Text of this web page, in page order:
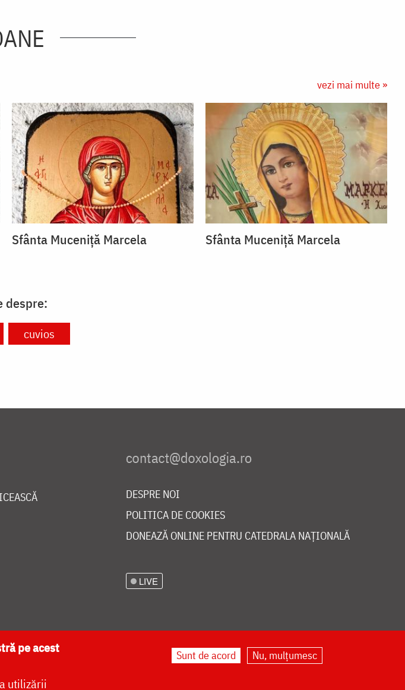
vezi mai multe »
Sfânta Muceniță Marcela Sfânta Muceniță Marcela
despre:
cuvios
DESPRE NOI
POLITICA DE COOKIES
DONEAZĂ ONLINE PENTRU CATEDRALA NAȚIONALĂ
LIVE
pe acest
utilizării
Sunt de acord Nu, mulțumesc